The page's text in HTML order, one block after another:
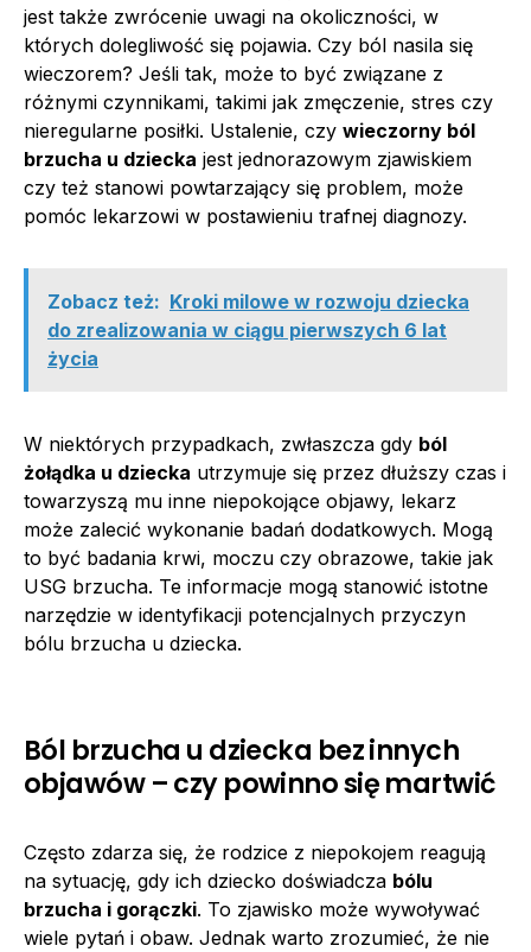
jest także zwrócenie uwagi na okoliczności, w
których dolegliwość się pojawia. Czy ból nasila się
wieczorem? Jeśli tak, może to być związane z
różnymi czynnikami, takimi jak zmęczenie, stres czy
nieregularne posiłki. Ustalenie, czy wieczorny ból
brzucha u dziecka jest jednorazowym zjawiskiem
czy też stanowi powtarzający się problem, może
pomóc lekarzowi w postawieniu trafnej diagnozy.
Zobacz też: Kroki milowe w rozwoju dziecka
do zrealizowania w ciągu pierwszych 6 lat
życia
W niektórych przypadkach, zwłaszcza gdy ból
żołądka u dziecka utrzymuje się przez dłuższy czas i
towarzyszą mu inne niepokojące objawy, lekarz
może zalecić wykonanie badań dodatkowych. Mogą
to być badania krwi, moczu czy obrazowe, takie jak
USG brzucha. Te informacje mogą stanowić istotne
narzędzie w identyfikacji potencjalnych przyczyn
bólu brzucha u dziecka.
Ból brzucha u dziecka bez innych
objawów – czy powinno się martwić
Często zdarza się, że rodzice z niepokojem reagują
na sytuację, gdy ich dziecko doświadcza bólu
brzucha i gorączki. To zjawisko może wywoływać
wiele pytań i obaw. Jednak warto zrozumieć, że nie